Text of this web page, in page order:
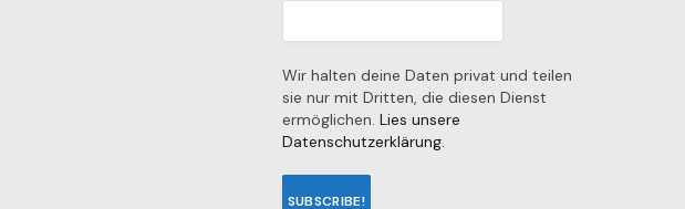
Wir halten deine Daten privat und teilen
sie nur mit Dritten, die diesen Dienst
ermöglichen. Lies unsere
Datenschutzerklärung.